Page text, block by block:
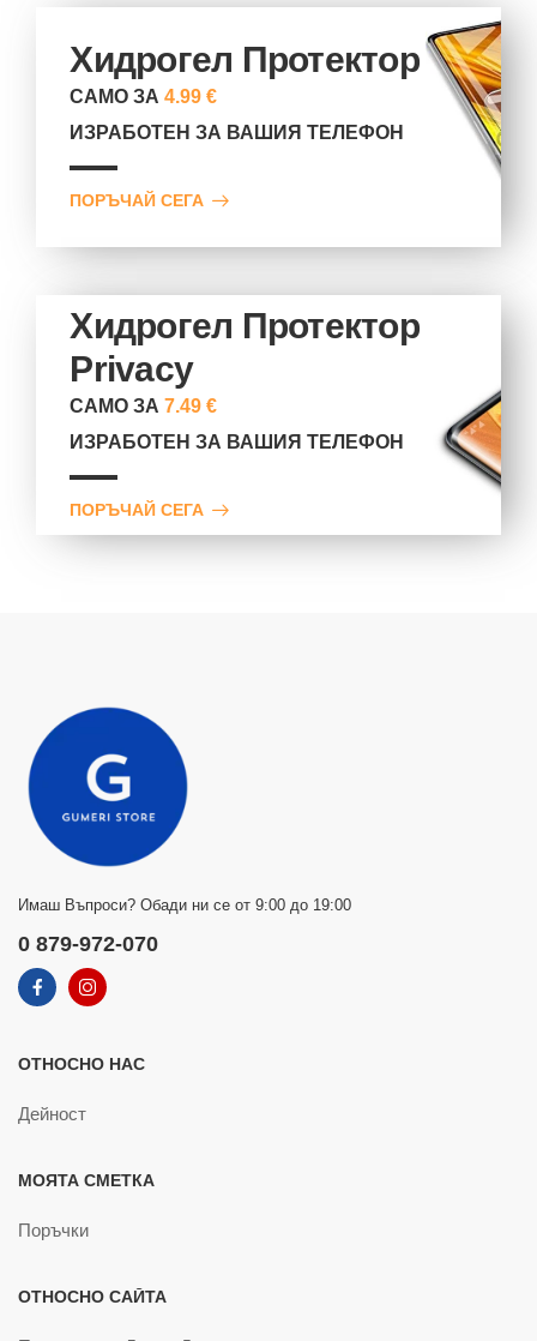
Хидрогел Протектор
САМО ЗА4.99 €
ИЗРАБОТЕН ЗА ВАШИЯ ТЕЛЕФОН
ПОРЪЧАЙ СЕГА
Хидрогел Протектор
Privacy
САМО ЗА7.49 €
ИЗРАБОТЕН ЗА ВАШИЯ ТЕЛЕФОН
ПОРЪЧАЙ СЕГА
Имаш Въпроси? Обади ни се от 9:00 до 19:00
0 879-972-070
ОТНОСНО НАС
Дейност
МОЯТА СМЕТКА
Поръчки
ОТНОСНО САЙТА